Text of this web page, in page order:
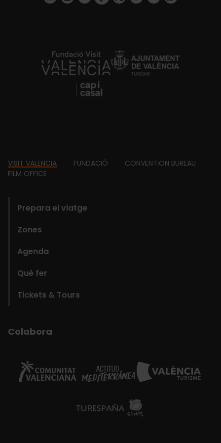
https://fundacion.visitvalencia.com/
Footer
VISIT VALENCIA FUNDACIÓ
CONVENTION BUREAU
FILM OFFICE
Prepara el viatge
Zones
Agenda
Què fer
Tickets & Tours
Colabora